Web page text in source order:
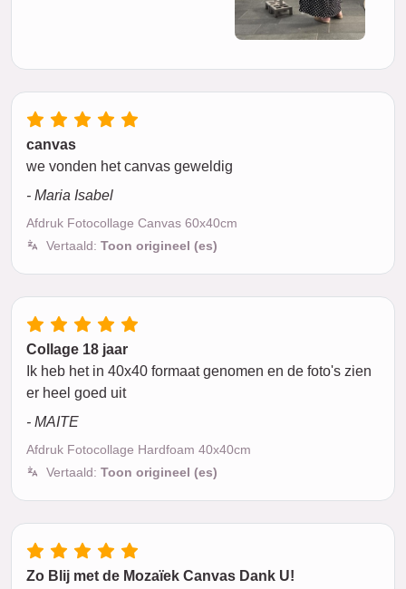
canvas
we vonden het canvas geweldig
- Maria Isabel
Afdruk Fotocollage Canvas 60x40cm
Vertaald: Toon origineel (es)
Collage 18 jaar
Ik heb het in 40x40 formaat genomen en de foto's zien
er heel goed uit
- MAITE
Afdruk Fotocollage Hardfoam 40x40cm
Vertaald: Toon origineel (es)
Zo Blij met de Mozaïek Canvas Dank U!